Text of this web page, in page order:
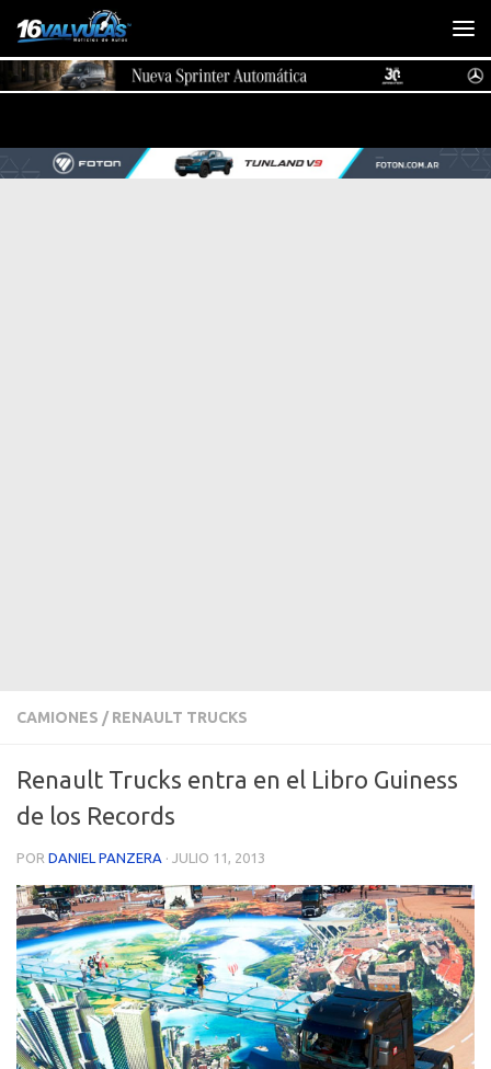
Saltar al contenido
CAMIONES / RENAULT TRUCKS
Renault Trucks entra en el Libro Guiness
de los Records
POR DANIEL PANZERA · JULIO 11, 2013